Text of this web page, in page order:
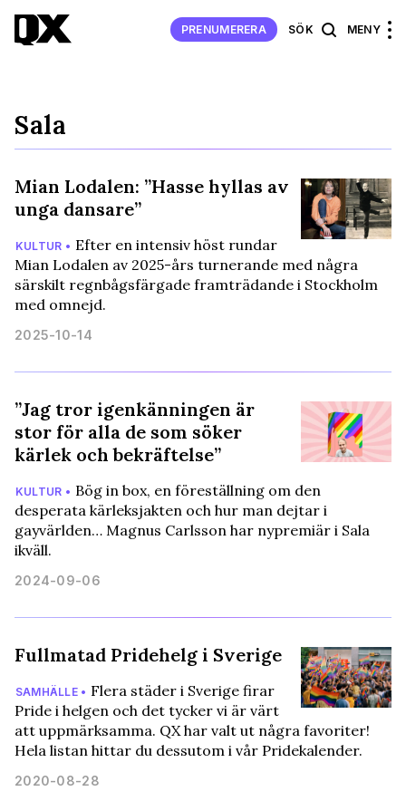
PRENUMERERA SÖK MENY
Sala
Mian Lodalen: ”Hasse hyllas av
unga dansare”
KULTUR • Efter en intensiv höst rundar
Mian Lodalen av 2025-års turnerande med några
särskilt regnbågsfärgade framträdande i Stockholm
med omnejd.
2025-10-14
”Jag tror igenkänningen är
stor för alla de som söker
kärlek och bekräftelse”
KULTUR • Bög in box, en föreställning om den
desperata kärleksjakten och hur man dejtar i
gayvärlden… Magnus Carlsson har nypremiär i Sala
ikväll.
2024-09-06
Fullmatad Pridehelg i Sverige
SAMHÄLLE • Flera städer i Sverige firar
Pride i helgen och det tycker vi är värt
att uppmärksamma. QX har valt ut några favoriter!
Hela listan hittar du dessutom i vår Pridekalender.
2020-08-28